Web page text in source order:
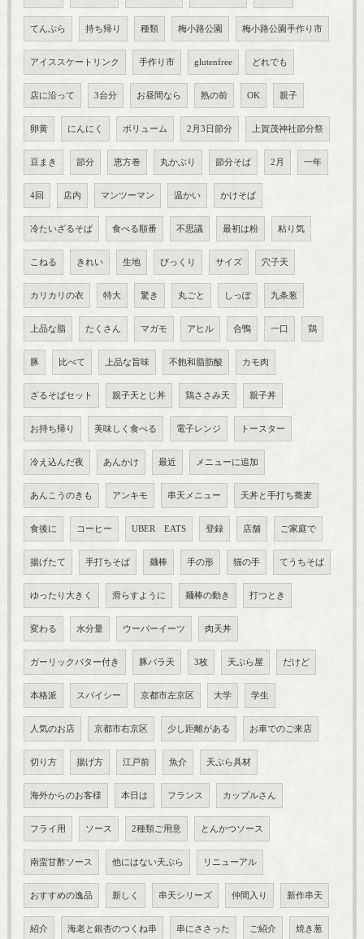
てんぷら 持ち帰り 種類 梅小路公園 梅小路公園手作り市
アイススケートリンク 手作り市 glutenfree どれでも
店に沿って 3台分 お昼間なら 熟の前 OK 親子
卵黄 にんにく ボリューム 2月3日節分 上賀茂神社節分祭
豆まき 節分 恵方巻 丸かぶり 節分そば 2月 一年
4回 店内 マンツーマン 温かい かけそば
冷たいざるそば 食べる順番 不思議 最初は粉 粘り気
こねる きれい 生地 びっくり サイズ 穴子天
カリカリの衣 特大 驚き 丸ごと しっぽ 九条葱
上品な脂 たくさん マガモ アヒル 合鴨 一口 鶏
豚 比べて 上品な旨味 不飽和脂肪酸 カモ肉
ざるそばセット 親子天とじ丼 鶏ささみ天 親子丼
お持ち帰り 美味しく食べる 電子レンジ トースター
冷え込んだ夜 あんかけ 最近 メニューに追加
あんこうのきも アンキモ 串天メニュー 天丼と手打ち蕎麦
食後に コーヒー UBER EATS 登録 店舗 ご家庭で
揚げたて 手打ちそば 麺棒 手の形 猫の手 てうちそば
ゆったり大きく 滑らすように 麺棒の動き 打つとき
変わる 水分量 ウーバーイーツ 肉天丼
ガーリックバター付き 豚バラ天 3枚 天ぷら屋 だけど
本格派 スパイシー 京都市左京区 大学 学生
人気のお店 京都市右京区 少し距離がある お車でのご来店
切り方 揚げ方 江戸前 魚介 天ぷら具材
海外からのお客様 本日は フランス カップルさん
フライ用 ソース 2種類ご用意 とんかつソース
南蛮甘酢ソース 他にはない天ぷら リニューアル
おすすめの逸品 新しく 串天シリーズ 仲間入り 新作串天
紹介 海老と銀杏のつくね串 串にささった ご紹介 焼き葱